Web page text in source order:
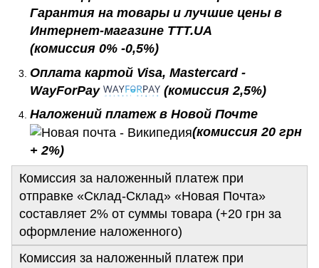
(комиссия 0% -0,5%)
Оплата картой Visa, Mastercard -
WayForPay
(комиссия 2,5%)
Наложений платеж в Новой Почте
(комиссия 20 грн
+ 2%)
Комиссия за наложенный платеж при
отправке «Склад-Склад» «Новая Почта»
составляет 2% от суммы товара (+20 грн за
оформление наложенного)
Комиссия за наложенный платеж при